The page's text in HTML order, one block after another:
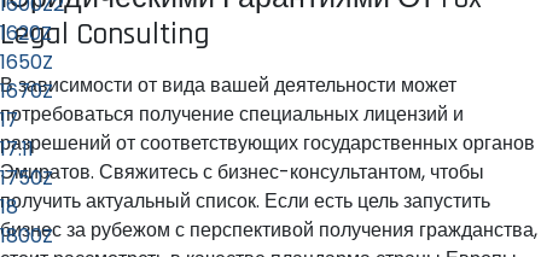
Legal Consulting
В зависимости от вида вашей деятельности может
потребоваться получение специальных лицензий и
разрешений от соответствующих государственных органов
Эмиратов. Свяжитесь с бизнес-консультантом, чтобы
получить актуальный список. Если есть цель запустить
бизнес за рубежом с перспективой получения гражданства,
1620Z
1650Z
1670Z
17
17.11
1750Z
18
1800Z